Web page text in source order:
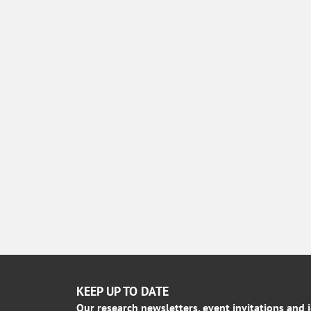
KEEP UP TO DATE
Our research newsletters, event invitations